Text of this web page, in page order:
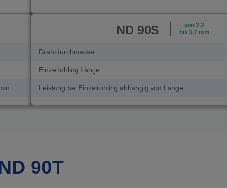
ND 90S
von 2.2
bis 3.7 mm
Drahtdurchmesser
Einzelrohling Länge
Leistung bei Einzelrohling abhängig von Länge
90T